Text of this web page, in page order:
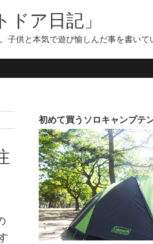
ア日記」
子供と本気で遊び愉しんだ事を書いて
初めて買うソロキャンプテ